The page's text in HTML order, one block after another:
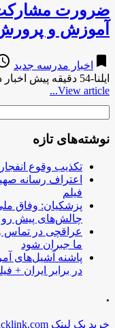
ضرورت
آموزش و
bookmark اخبار مدرسه جدید
ایلنا-54 دقیقه پیش اخبار دنیای دیجیتال تکست آهنگ
View article...
نوشته‌های تازه
تکذیب وقوع
اعتراف رسانه
فیلم
پزشکیان: وفاق
چالش‌های پیش
عراقچی در تماس
ما جبران شود
پاشنه آشیل‌های
در برابر ایران +
.
خرید بک لینک behtarinbacklink.com